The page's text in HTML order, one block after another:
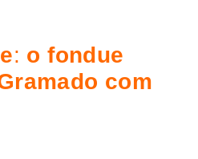
: o fondue
com